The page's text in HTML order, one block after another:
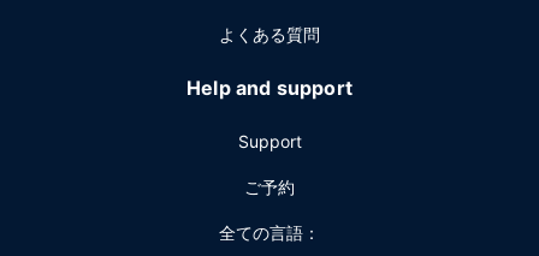
よくある質問
Help and support
Support
ご予約
全ての言語：